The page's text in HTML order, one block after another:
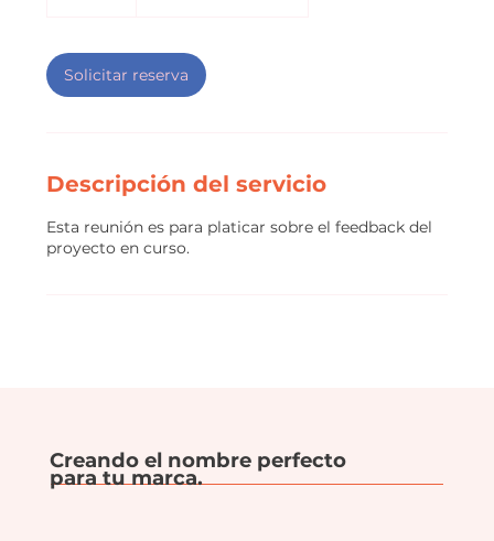
m
i
n
Solicitar reserva
Descripción del servicio
Esta reunión es para platicar sobre el feedback del
proyecto en curso.
Creando el nombre perfecto
para tu marca.